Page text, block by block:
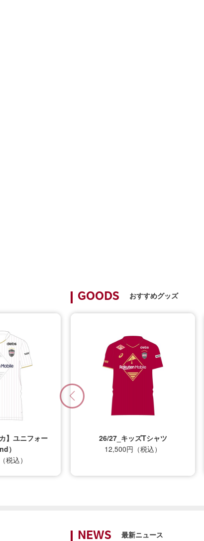
GOODS おすすめグッズ
】ユニフォー
）
税込）
26/27_キッズTシャツ
12,500円（税込）
NEWS 最新ニュース